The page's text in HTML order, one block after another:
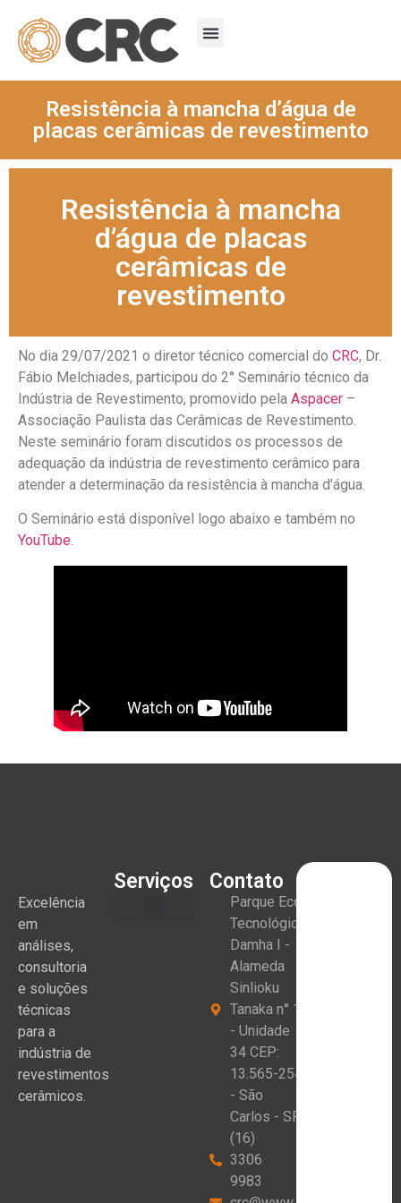
Resistência à mancha d’água de
placas cerâmicas de revestimento
Resistência à mancha
d’água de placas
cerâmicas de
revestimento
No dia 29/07/2021 o diretor técnico comercial do CRC, Dr.
Fábio Melchiades, participou do 2° Seminário técnico da
Indústria de Revestimento, promovido pela Aspacer –
Associação Paulista das Cerâmicas de Revestimento.
Neste seminário foram discutidos os processos de
adequação da indústria de revestimento cerâmico para
atender a determinação da resistência à mancha d’água.
O Seminário está disponível logo abaixo e também no
YouTube.
Excelência
em
análises,
consultoria
e soluções
técnicas
para a
indústria de
revestimentos
cerâmicos.
Serviços Contato
Parque Eco
Tecnológico
Damha I -
Alameda
Sinlioku
Tanaka n° 1
- Unidade
34 CEP:
13.565-254
- São
Carlos - SP
(16)
3306
9983